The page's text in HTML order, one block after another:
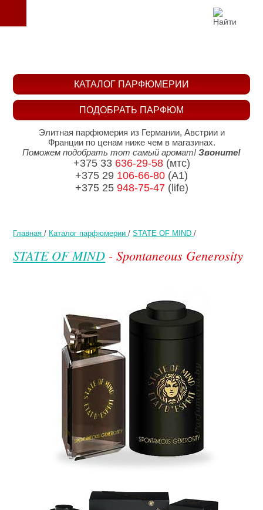
Главная / Каталог парфюмерии /STATE OF MIND /
STATE OF MIND - Spontaneous Generosity
ПОДОБРАТЬ ПАРФЮМ
КАТАЛОГ ПАРФЮМЕРИИ
Элитная парфюмерия из Германии, Австрии и
Франции по ценам ниже чем в магазинах.
Поможем подобрать тот самый аромат! Звоните!
+375 33 636-29-58(мтс)
+375 29 106-66-80 (A1)
+375 25 948-75-47(life)